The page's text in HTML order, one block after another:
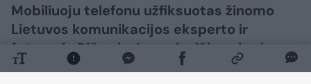
Mobiliuoju telefonu užfiksuotas žinomo
Lietuvos komunikacijos eksperto ir
fotografo Ričardo Jarmalavičiaus kadras
išrinktas tarp 25 geriausių pasaulyje